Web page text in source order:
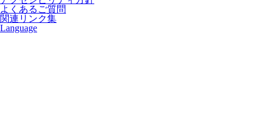
よくあるご質問
関連リンク集
Language